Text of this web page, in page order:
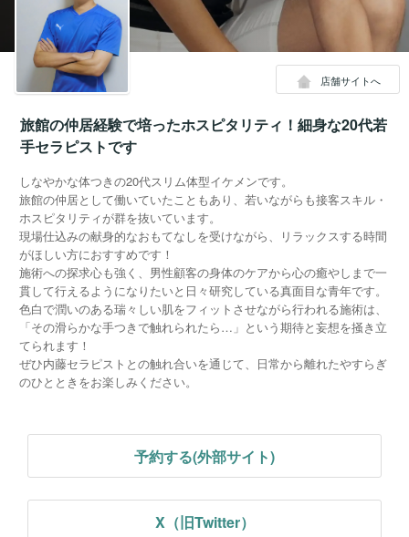
店舗サイトへ
旅館の仲居経験で培ったホスピタリティ！細身な20代若
手セラピストです
しなやかな体つきの20代スリム体型イケメンです。
旅館の仲居として働いていたこともあり、若いながらも接客スキル・
ホスピタリティが群を抜いています。
現場仕込みの献身的なおもてなしを受けながら、リラックスする時間
がほしい方におすすめです！
施術への探求心も強く、男性顧客の身体のケアから心の癒やしまで一
貫して行えるようになりたいと日々研究している真面目な青年です。
色白で潤いのある瑞々しい肌をフィットさせながら行われる施術は、
「その滑らかな手つきで触れられたら…」という期待と妄想を掻き立
てられます！
ぜひ内藤セラピストとの触れ合いを通じて、日常から離れたやすらぎ
のひとときをお楽しみください。
予約する(外部サイト)
X（旧Twitter）